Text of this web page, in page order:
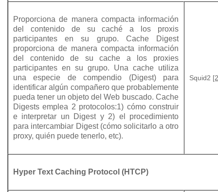
Proporciona de manera compacta información
del contenido de su caché a los proxis
participantes en su grupo. Cache Digest
proporciona de manera compacta información
del contenido de su cache a los proxies
participantes en su grupo. Una cache utiliza
una especie de compendio (Digest) para
identificar algún compañero que probablemente
pueda tener un objeto del Web buscado. Cache
Digests emplea 2 protocolos:1) cómo construir
e interpretar un Digest y 2) el procedimiento
para intercambiar Digest (cómo solicitarlo a otro
proxy, quién puede tenerlo, etc).
Squid2
Hyper Text Caching Protocol (HTCP)